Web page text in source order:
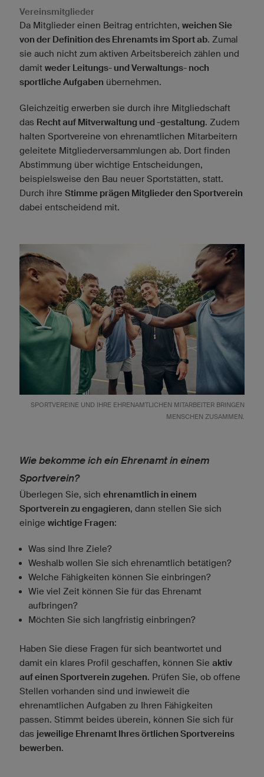
Vereinsmitglieder
Da Mitglieder einen Beitrag entrichten, weichen Sie
von der Definition des Ehrenamts im Sport ab. Zumal
sie auch nicht zum aktiven Arbeitsbereich zählen und
damit weder Leitungs- und Verwaltungs- noch
sportliche Aufgaben übernehmen.
Gleichzeitig erwerben sie durch ihre Mitgliedschaft
das Recht auf Mitverwaltung und -gestaltung. Zudem
halten Sportvereine von ehrenamtlichen Mitarbeitern
geleitete Mitgliederversammlungen ab. Dort finden
Abstimmung über wichtige Entscheidungen,
beispielsweise den Bau neuer Sportstätten, statt.
Durch ihre Stimme prägen Mitglieder den Sportverein
dabei entscheidend mit.
SPORTVEREINE UND IHRE EHRENAMTLICHEN MITARBEITER BRINGEN
MENSCHEN ZUSAMMEN.
Wie bekomme ich ein Ehrenamt in einem
Sportverein?
Überlegen Sie, sich ehrenamtlich in einem
Sportverein zu engagieren, dann stellen Sie sich
einige wichtige Fragen:
Was sind Ihre Ziele?
Weshalb wollen Sie sich ehrenamtlich betätigen?
Welche Fähigkeiten können Sie einbringen?
Wie viel Zeit können Sie für das Ehrenamt
aufbringen?
Möchten Sie sich langfristig einbringen?
Haben Sie diese Fragen für sich beantwortet und
damit ein klares Profil geschaffen, können Sie aktiv
auf einen Sportverein zugehen. Prüfen Sie, ob offene
Stellen vorhanden sind und inwieweit die
ehrenamtlichen Aufgaben zu Ihren Fähigkeiten
passen. Stimmt beides überein, können Sie sich für
das jeweilige Ehrenamt Ihres örtlichen Sportvereins
bewerben.